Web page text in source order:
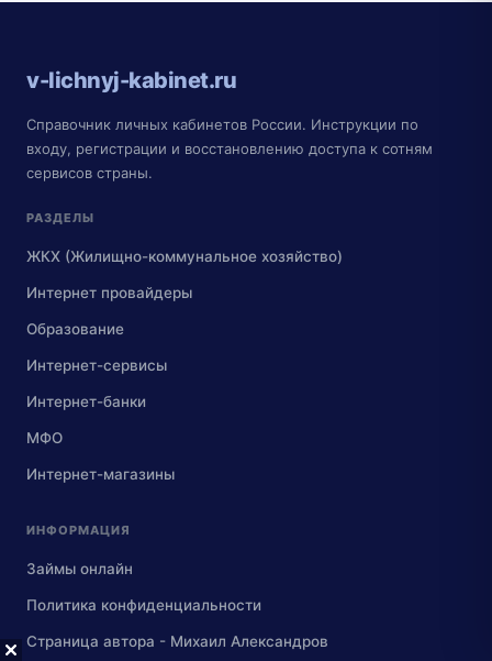
v-lichnyj-kabinet.ru
Справочник личных кабинетов России. Инструкции по
входу, регистрации и восстановлению доступа к сотням
сервисов страны.
РАЗДЕЛЫ
ЖКХ (Жилищно-коммунальное хозяйство)
Интернет провайдеры
Образование
Интернет-сервисы
Интернет-банки
МФО
Интернет-магазины
ИНФОРМАЦИЯ
Займы онлайн
Политика конфиденциальности
Страница автора - Михаил Александров